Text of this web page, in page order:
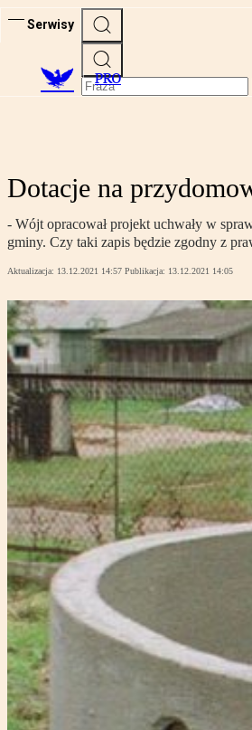
Serwisy
PRO
Dotacje na
- Wójt opracował projekt uchwały w
gminy. Czy taki zapis będzie zgodny z
Aktualizacja: 13.12.2021 14:57 Publikacja: 13.12.2021 14:05